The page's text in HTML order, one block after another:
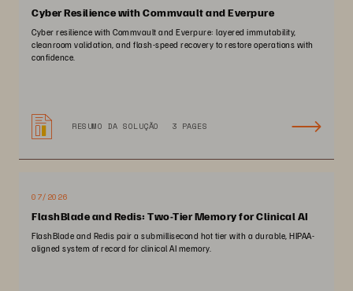
Cyber Resilience with Commvault and Everpure
Cyber resilience with Commvault and Everpure: layered immutability,
cleanroom validation, and flash-speed recovery to restore operations with
confidence.
RESUMO DA SOLUÇÃO 3 PAGES
07/2026
FlashBlade and Redis: Two-Tier Memory for Clinical AI
FlashBlade and Redis pair a submillisecond hot tier with a durable, HIPAA-
aligned system of record for clinical AI memory.